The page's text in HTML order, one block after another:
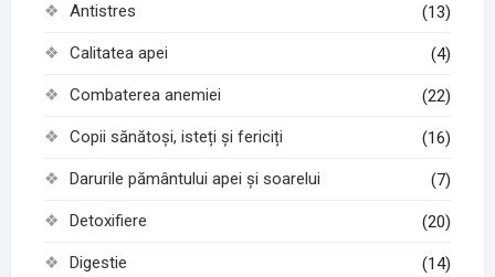
Antistres (13)
Calitatea apei (4)
Combaterea anemiei (22)
Copii sănătoși, isteți și fericiți (16)
Darurile pământului apei și soarelui (7)
Detoxifiere (20)
Digestie (14)